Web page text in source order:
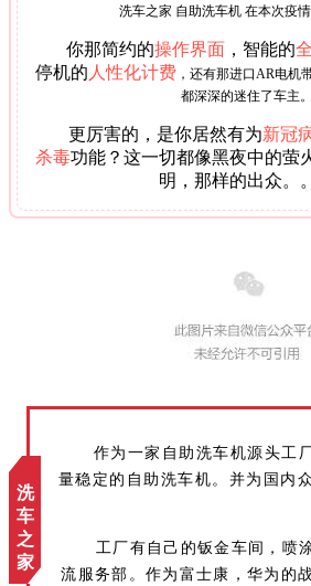
洗车之家 自助洗车机 在本次疫
你那简约的操作界面 ，智能的
停机的 人性化计费， 还有那进口AR电机
都深深的迷住了车主。
更厉害的，是你居然有为新冠
杀毒功能？这一切都像黑夜中的萤
明，那样的出众。
洗
车
之
家
作为一家自助洗车机源头工厂
量稳定的自助洗车机。并为国内
工厂有自己的钣金车间，喷
流服务部。作为富士康，华为的